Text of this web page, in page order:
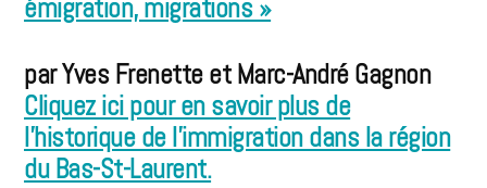
émigration, migrations »
parYves Frenette et Marc-André Gagnon
Cliquez ici pour en savoir plus de
l’historique de l’immigration dans la région
du Bas-St-Laurent.